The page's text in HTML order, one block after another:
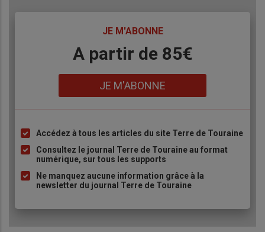
JE M'ABONNE
A partir de 85€
JE M'ABONNE
Liste
à
puce
Accédez à tous les articles du site Terre de Touraine
Consultez le journal Terre de Touraine au format
numérique, sur tous les supports
Ne manquez aucune information grâce à la
newsletter du journal Terre de Touraine